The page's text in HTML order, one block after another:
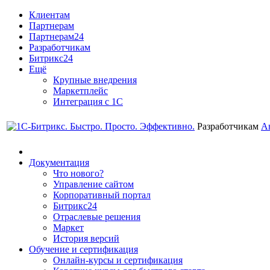
Клиентам
Партнерам
Партнерам24
Разработчикам
Битрикс24
Ещё
Крупные внедрения
Маркетплейс
Интеграция с 1С
Разработчикам
Документация
Что нового?
Управление сайтом
Корпоративный портал
Битрикс24
Отраслевые решения
Маркет
История версий
Обучение и сертификация
Онлайн-курсы и сертификация